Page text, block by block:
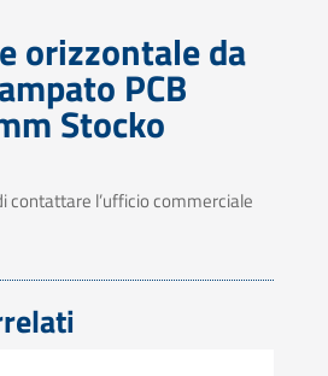
orizzontale da
PCB
Stocko
contattare l’ufficio commerciale